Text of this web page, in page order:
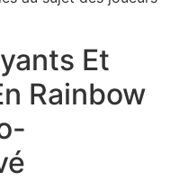
Et
Rainbow